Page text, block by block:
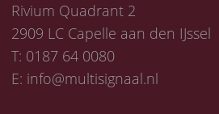
Rivium Quadrant 2
2909 LC Capelle aan den IJssel
T: 0187 64 0080
E: info@multisignaal.nl